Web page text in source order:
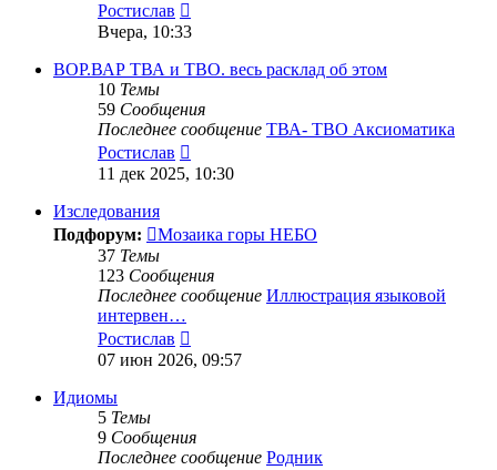
Ростислав
к
сообщению
Вчера, 10:33
ВОР.ВАР ТВА и ТВО. весь расклад об этом
10 Темы
59 Сообщения
Последнее сообщение ТВА- ТВО Аксиоматика
Ростислав
к
11 дек 2025, 10:30
Изследования
Подфорум:
Мозаика горы НЕБО
37 Темы
123 Сообщения
Последнее сообщение Иллюстрация языковой
интервен…
Ростислав
к
07 июн 2026, 09:57
Идиомы
5 Темы
9 Сообщения
Последнее сообщение Родник